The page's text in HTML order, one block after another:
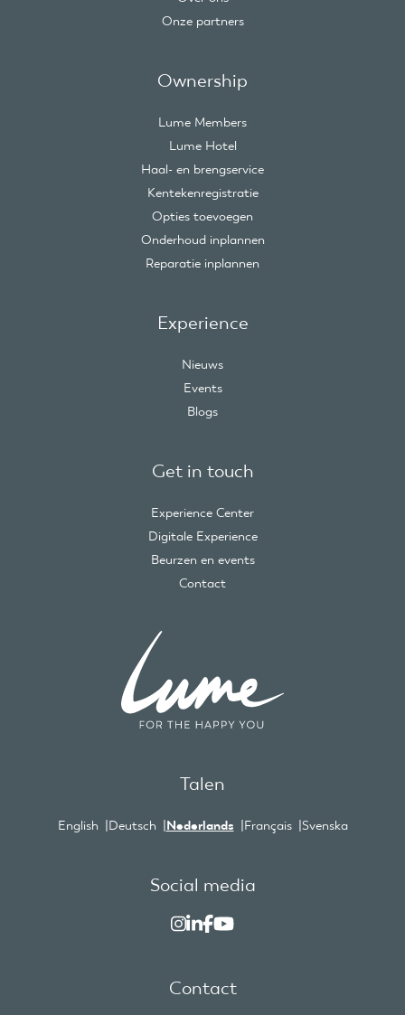
Onze partners
Ownership
Lume Members
Lume Hotel
Haal- en brengservice
Kentekenregistratie
Opties toevoegen
Onderhoud inplannen
Reparatie inplannen
Experience
Nieuws
Events
Blogs
Get in touch
Experience Center
Digitale Experience
Beurzen en events
Contact
Talen
English Deutsch Nederlands Français Svenska
Social media
Contact